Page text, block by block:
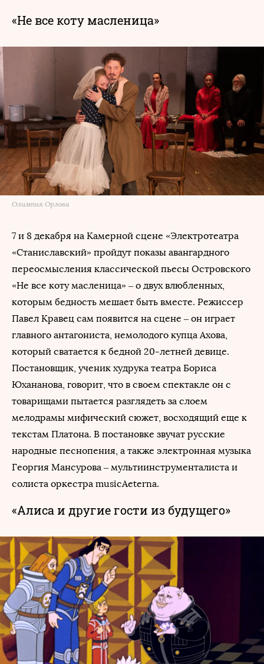
«Не все коту масленица»
Олимпия Орлова
7 и 8 декабря на Камерной сцене «Электротеатра
«Станиславский» пройдут показы авангардного
переосмысления классической пьесы Островского
«Не все коту масленица» – о двух влюбленных,
которым бедность мешает быть вместе. Режиссер
Павел Кравец сам появится на сцене – он играет
главного антагониста, немолодого купца Ахова,
который сватается к бедной 20-летней девице.
Постановщик, ученик худрука театра Бориса
Юхананова, говорит, что в своем спектакле он с
товарищами пытается разглядеть за слоем
мелодрамы мифический сюжет, восходящий еще к
текстам Платона. В постановке звучат русские
народные песнопения, а также электронная музыка
Георгия Мансурова – мультиинструменталиста и
солиста оркестра musicAeterna.
«Алиса и другие гости из будущего»